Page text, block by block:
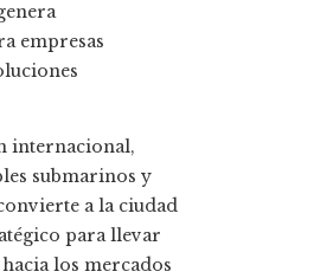
empresas
internacional,
submarinos y
a la ciudad
para llevar
los mercados